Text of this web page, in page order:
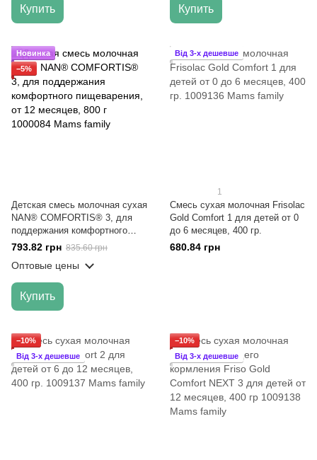
Купить Купить
Новинка
−5%
Детская смесь молочная сухая
NAN® COMFORTIS® 3, для
поддержания комфортного
пищеварения, от 12 месяцев,
793.82 грн 835.60 грн
Оптовые цены
Купить
Від 3-х дешевше
1
Смесь сухая молочная Frisolac
Gold Comfort 1 для детей от 0
до 6 месяцев, 400 гр.
680.84 грн
−10%
Від 3-х дешевше
−10%
Від 3-х дешевше